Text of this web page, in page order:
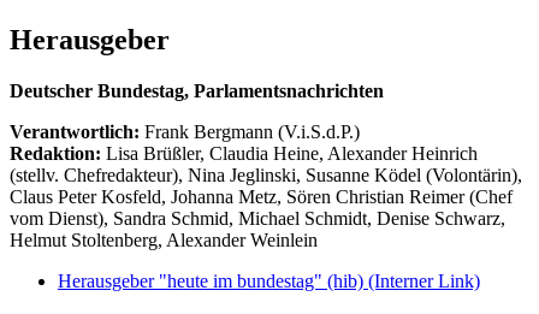
Herausgeber
Deutscher Bundestag, Parlamentsnachrichten
Verantwortlich: Frank Bergmann (V.i.S.d.P.)
Redaktion: Lisa Brüßler, Claudia Heine, Alexander Heinrich
(stellv. Chefredakteur), Nina Jeglinski, Susanne Ködel (Volontärin),
Claus Peter Kosfeld, Johanna Metz, Sören Christian Reimer (Chef
vom Dienst), Sandra Schmid, Michael Schmidt, Denise Schwarz,
Helmut Stoltenberg, Alexander Weinlein
Herausgeber "heute im bundestag" (hib) (Interner Link)